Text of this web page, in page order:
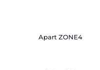
Apart ZONE4